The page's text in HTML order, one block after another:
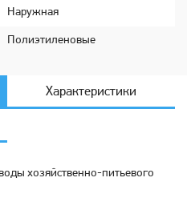
Наружная
Полиэтиленовые
Характеристики
хозяйственно-питьевого